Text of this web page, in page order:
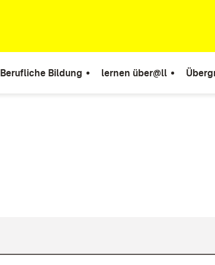
Berufliche Bildung lernen über@ll